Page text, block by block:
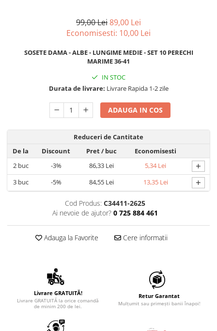
99,00 Lei89,00 Lei
Economisesti: 10,00 Lei
SOSETE DAMA - ALBE - LUNGIME MEDIE - SET 10 PERECHI
MARIME 36-41
IN STOC
Durata de livrare: Livrare Rapida 1-2 zile
ADAUGA IN COS
Reduceri de Cantitate
De la
Discount Pret/ buc
Economisesti
2buc -3% 86,33 Lei 5,34 Lei +
3buc -5% 84,55 Lei 13,35 Lei +
Cod Produs: C34411-2625
Ai nevoie de ajutor? 0 725 884 461
Adauga la Favorite Cere informatii
Livrare GRATUITĂ!
Livrare GRATUITĂ la orice comandă
de minim 200 de lei.
Retur Garantat
Mulțumit sau primești banii înapoi!